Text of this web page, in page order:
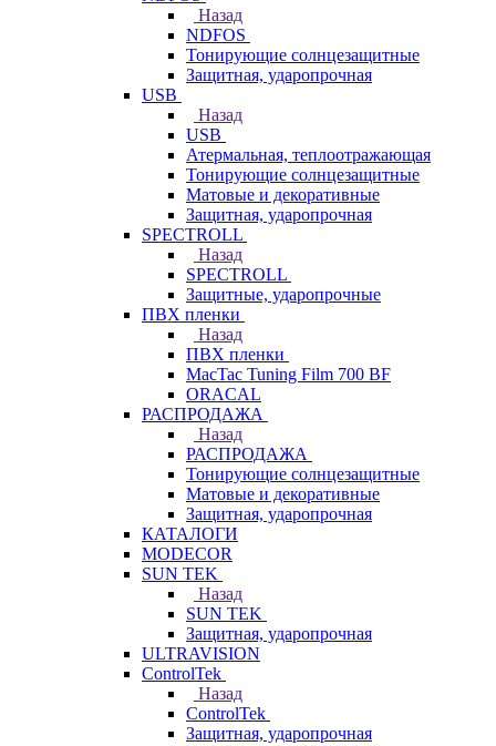
Назад
NDFOS
Тонирующие солнцезащитные
Защитная, ударопрочная
USB
Назад
USB
Атермальная, теплоотражающая
Тонирующие солнцезащитные
Матовые и декоративные
Защитная, ударопрочная
SPECTROLL
Назад
SPECTROLL
Защитные, ударопрочные
ПВХ пленки
Назад
ПВХ пленки
MacTac Tuning Film 700 BF
ORACAL
РАСПРОДАЖА
Назад
РАСПРОДАЖА
Тонирующие солнцезащитные
Матовые и декоративные
Защитная, ударопрочная
КАТАЛОГИ
MODECOR
SUN TEK
Назад
SUN TEK
Защитная, ударопрочная
ULTRAVISION
ControlTek
Назад
ControlTek
Защитная, ударопрочная